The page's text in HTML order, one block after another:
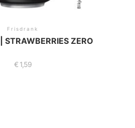
Frisdrank
STRAWBERRIES ZERO
€1,59